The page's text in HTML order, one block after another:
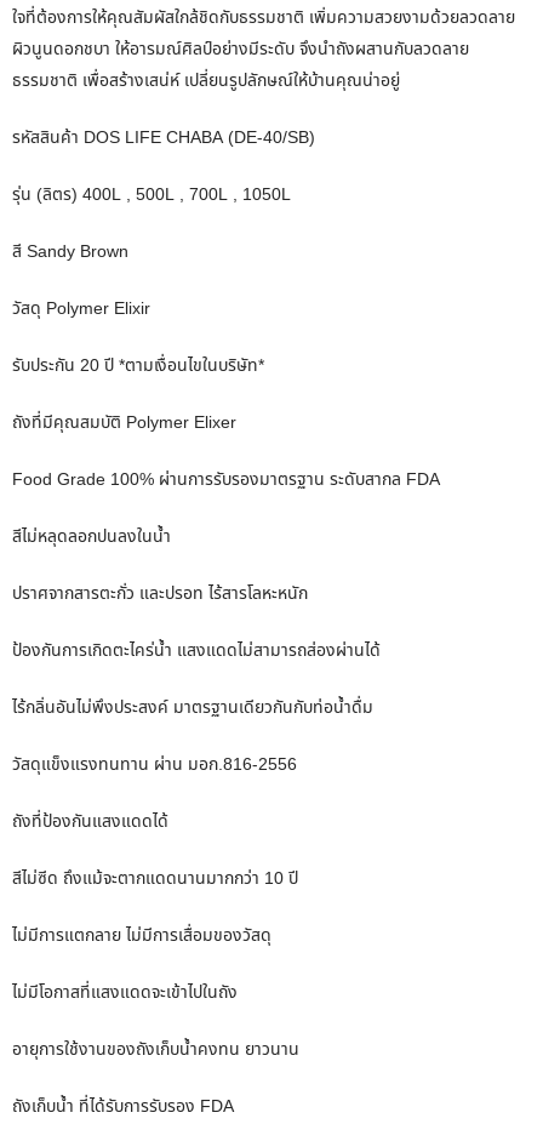
ใจที่ต้องการให้คุณสัมผัสใกล้ชิดกับธรรมชาติ เพิ่มความสวยงามด้วยลวดลาย
ผิวนูนดอกชบา ให้อารมณ์ศิลป์อย่างมีระดับ จึงนำถังผสานกับลวดลาย
ธรรมชาติ เพื่อสร้างเสน่ห์ เปลี่ยนรูปลักษณ์ให้บ้านคุณน่าอยู่
รหัสสินค้า DOS LIFE CHABA (DE-40/SB)
รุ่น (ลิตร) 400L , 500L , 700L , 1050L
สี Sandy Brown
วัสดุ Polymer Elixir
รับประกัน 20 ปี *ตามเงื่อนไขในบริษัท*
ถังที่มีคุณสมบัติ Polymer Elixer
Food Grade 100% ผ่านการรับรองมาตรฐาน ระดับสากล FDA
สีไม่หลุดลอกปนลงในน้ำ
ปราศจากสารตะกั่ว และปรอท ไร้สารโลหะหนัก
ป้องกันการเกิดตะไคร่น้ำ แสงแดดไม่สามารถส่องผ่านได้
ไร้กลิ่นอันไม่พึงประสงค์ มาตรฐานเดียวกันกับท่อน้ำดื่ม
วัสดุแข็งแรงทนทาน ผ่าน มอก.816-2556
ถังที่ป้องกันแสงแดดได้
สีไม่ซีด ถึงแม้จะตากแดดนานมากกว่า 10 ปี
ไม่มีการแตกลาย ไม่มีการเสื่อมของวัสดุ
ไม่มีโอกาสที่แสงแดดจะเข้าไปในถัง
อายุการใช้งานของถังเก็บน้ำคงทน ยาวนาน
ถังเก็บน้ำ ที่ได้รับการรับรอง FDA